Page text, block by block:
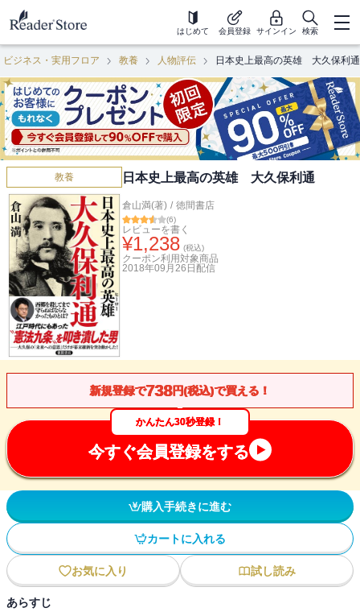
はじめて 会員登録 サインイン 検索
ビジネス・実用フロア 教養 人物評伝 日本史上最高の英雄 大久保利通
教養 日本史上最高の英雄 大久保利通
倉山満(著) / 徳間書店
(6)
レビューを書く
¥1,238 (税込)
クーポン利用対象商品
2018年09月26日 配信
新規登録で738円(税込)で買える！
かんたん30秒登録！
今すぐ会員登録をする
購入手続きに進む
カートに入れる
お気に入り 試し読み
あらすじ